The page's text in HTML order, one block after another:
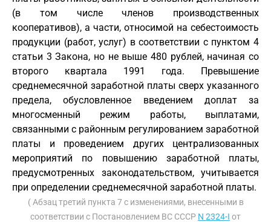
(в том числе членов производственных
кооперативов), а части, относимой на себестоимость
продукции (работ, услуг) в соответствии с пунктом 4
статьи 3 Закона, но не выше 480 рублей, начиная со
второго квартала 1991 года. Превышение
среднемесячной заработной платы сверх указанного
предела, обусловленное введением доплат за
многосменный режим работы, выплатами,
связанными с районным регулированием заработной
платы и проведением других централизованных
мероприятий по повышению заработной платы,
предусмотренных законодательством, учитывается
при определении среднемесячной заработной платы.
( Абзац третий пункта 7 с изменениями, внесенными в
соответствии с Постановлением ВС СССР N 2324-I от